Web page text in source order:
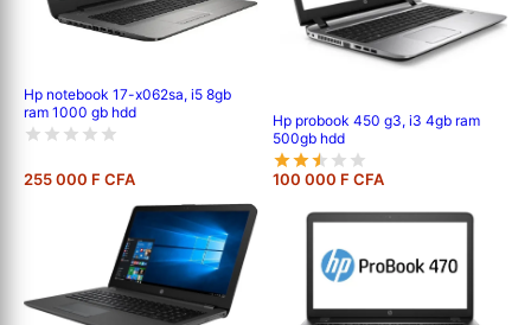
Hp notebook 17-x062sa, i5 8gb
ram 1000 gb hdd
255 000 F CFA
Hp probook 450 g3, i3 4gb ram
500gb hdd
100 000 F CFA